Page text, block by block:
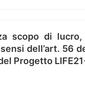
scopo di
dell’art. 56
Progetto